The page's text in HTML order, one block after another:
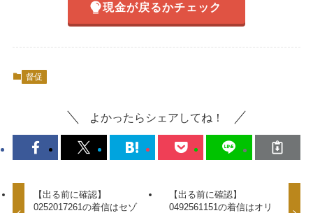
現金が戻るかチェック
督促
よかったらシェアしてね！
【出る前に確認】
0252017261の着信はセゾ
【出る前に確認】
0492561151の着信はオリ